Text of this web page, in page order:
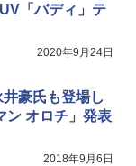
「バディ」テ
2020年9月24日
豪氏も登場し
ン オロチ」発表
2018年9月6日